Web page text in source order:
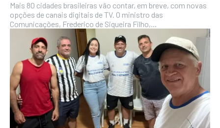
Mais 80 cidades brasileiras vão contar, em breve, com novas
opções de canais digitais de TV. O ministro das
Comunicações, Frederico de Siqueira Filho,...